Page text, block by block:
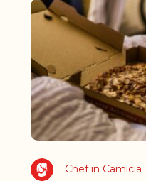
Chef in Camicia